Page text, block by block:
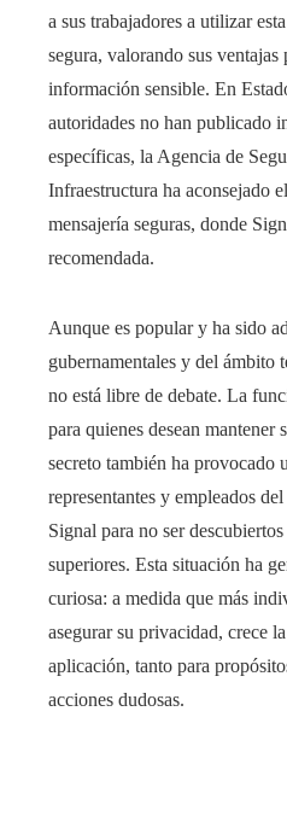
a sus trabajadores a utilizar
segura, valorando sus ventajas
información sensible. En
autoridades no han publicado
específicas, la Agencia de
Infraestructura ha aconsejado
mensajería seguras, donde
recomendada.
Aunque es popular y ha sido
gubernamentales y del ámbito
no está libre de debate. La
para quienes desean mantener
secreto también ha provocado
representantes y empleados
Signal para no ser
superiores. Esta situación ha
curiosa: a medida que más
asegurar su privacidad, crece
aplicación, tanto para
acciones dudosas.